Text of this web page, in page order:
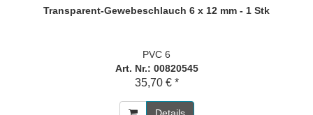
Transparent-Gewebeschlauch 6 x 12 mm - 1 Stk
PVC 6
Art. Nr.: 00820545
35,70 € *